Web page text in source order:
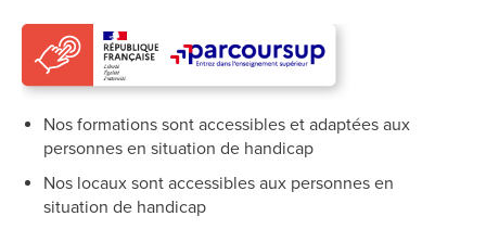
Nos formations sont accessibles et adaptées aux
personnes en situation de handicap
Nos locaux sont accessibles aux personnes en
situation de handicap